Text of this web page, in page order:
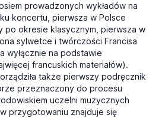
prowadzonych wykładów na
koncertu, pierwsza w Polsce
po okresie klasycznym, pierwsza w
sylwetce i twórczości Francisa
wyłącznie na podstawie
francuskich materiałów).
także pierwszy podręcznik
przeznaczony do procesu
uczelni muzycznych
przygotowaniu znajduje się